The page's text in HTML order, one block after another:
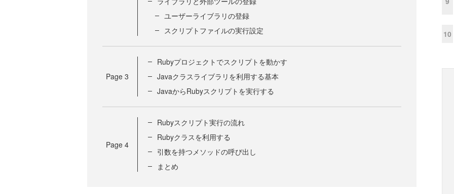
ユーザーライブラリの登録
スクリプトファイルの実行設定
Page 3
Rubyプロジェクトでスクリプトを動かす
Javaクラスライブラリを利用する基本
JavaからRubyスクリプトを実行する
Page 4
Rubyスクリプト実行の流れ
Rubyクラスを利用する
引数を持つメソッドの呼び出し
まとめ
10